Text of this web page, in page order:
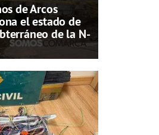
de Arcos
el estado de
de la N-